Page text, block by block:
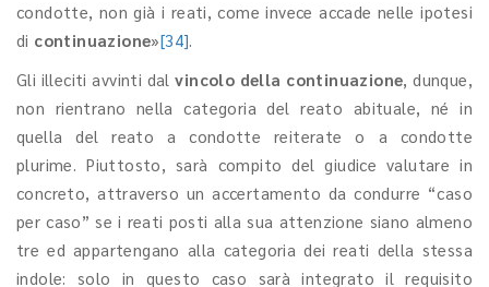
condotte, non già i reati, come invece accade nelle ipotesi
di continuazione»[34].
Gli illeciti avvinti dalvincolo della continuazione, dunque,
non rientrano nella categoria del reato abituale, né in
quella del reato a condotte reiterate o a condotte
plurime. Piuttosto, sarà compito del giudice valutare in
concreto, attraverso un accertamento da condurre “caso
per caso” se i reati posti alla sua attenzione siano almeno
tre ed appartengano alla categoria dei reati della stessa
indole: solo in questo caso sarà integrato il requisito